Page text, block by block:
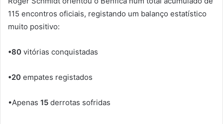
115 encontros oficiais, registando um balanço estatístico
muito positivo:
•80 vitórias conquistadas
•20 empates registados
•Apenas 15 derrotas sofridas